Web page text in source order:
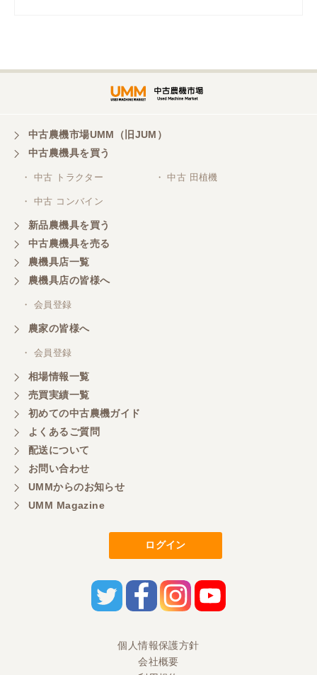
株式会社トミタモータース
三重県／株式会社 ケイ・エス・エンタープライズ
中古農機市場UMM（旧JUM）
中古農機具を買う
・ 中古 トラクター ・ 中古 田植機
・ 中古 コンバイン
新品農機具を買う
中古農機具を売る
農機具店一覧
農機具店の皆様へ
・ 会員登録
農家の皆様へ
・ 会員登録
相場情報一覧
売買実績一覧
初めての中古農機ガイド
よくあるご質問
配送について
お問い合わせ
UMMからのお知らせ
UMM Magazine
ログイン
個人情報保護方針
会社概要